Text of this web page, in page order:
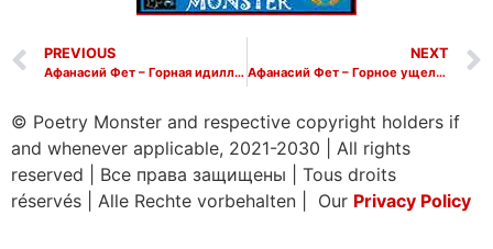
PREVIOUS
Афанасий Фет – Горная идиллия
NEXT
Афанасий Фет – Горное ущелье
© Poetry Monster and respective copyright holders if
and whenever applicable, 2021-2030
All rights
reserved
Все права защищены
Tous droits
réservés
Alle Rechte vorbehalten | Our Privacy Policy